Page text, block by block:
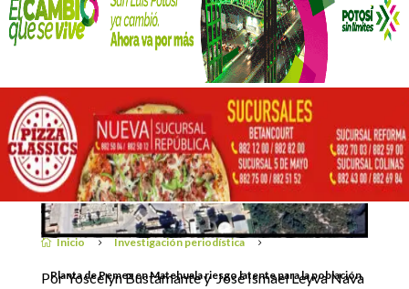
 Inicio 5 Investigación periodística 5
Planta de Pemex en Matehuala riesgo latente para la población
Por Yoscelyn Bustamante y José Ismael Leyva Nava